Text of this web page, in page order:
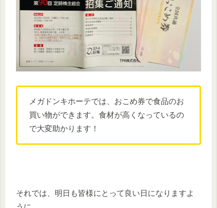
メガドンキホーテでは、おこめ券で食品のお
買い物ができます。食材が高くなっているの
で大変助かります！
それでは、明日も皆様にとって良い日になりますよ